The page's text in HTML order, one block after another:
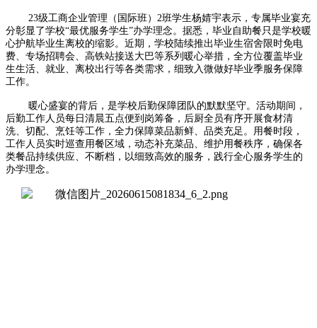
23级工商企业管理（国际班）2班学生杨婧宇表示，专属毕业宴充
分彰显了学校“最优服务学生”办学理念。据悉，毕业自助餐只是学校暖
心护航毕业生离校的缩影。近期，学校陆续推出毕业生宿舍限时免电
费、专场招聘会、高铁站接送大巴等系列暖心举措，全方位覆盖毕业
生生活、就业、离校出行等各类需求，细致入微做好毕业季服务保障
工作。
暖心盛宴的背后，是学校后勤保障团队的默默坚守。活动期间，
后勤工作人员每日清晨五点便到岗筹备，后厨全员有序开展食材清
洗、切配、烹饪等工作，全力保障菜品新鲜、品类充足。用餐时段，
工作人员实时巡查用餐区域，动态补充菜品、维护用餐秩序，确保各
类餐品持续供应、不断档，以细致高效的服务，践行全心服务学生的
办学理念。